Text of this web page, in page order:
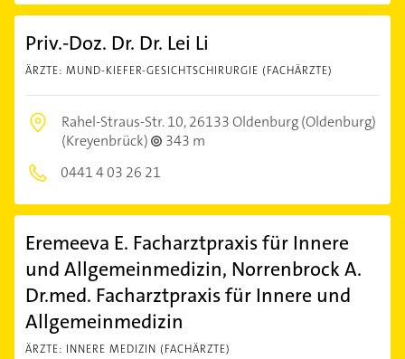
Priv.-Doz. Dr. Dr. Lei Li
ÄRZTE: MUND-KIEFER-GESICHTSCHIRURGIE (FACHÄRZTE)
Rahel-Straus-Str. 10,26133 Oldenburg (Oldenburg)
(Kreyenbrück)
343 m
0441 4 03 26 21
Eremeeva E. Facharztpraxis für Innere
und Allgemeinmedizin, Norrenbrock A.
Dr.med. Facharztpraxis für Innere und
Allgemeinmedizin
ÄRZTE: INNERE MEDIZIN (FACHÄRZTE)